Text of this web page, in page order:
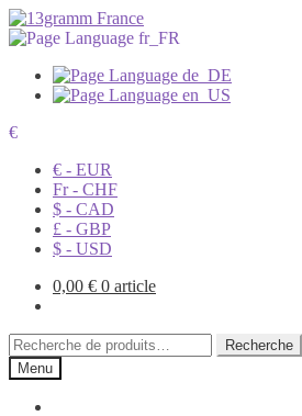
€
€ - EUR
Fr - CHF
$ - CAD
£ - GBP
$ - USD
0,00 € 0 article
Recherche
pour :
Recherche
Menu